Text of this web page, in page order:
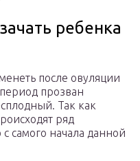
ребенка
после овуляции
прозван
Так как
ряд
самого начала данной